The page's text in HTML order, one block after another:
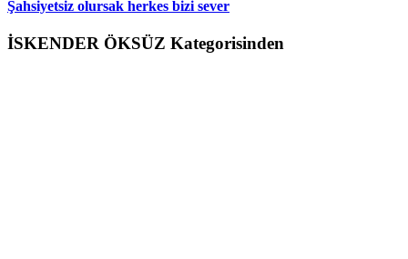
Şahsiyetsiz olursak herkes bizi sever
İSKENDER ÖKSÜZ Kategorisinden